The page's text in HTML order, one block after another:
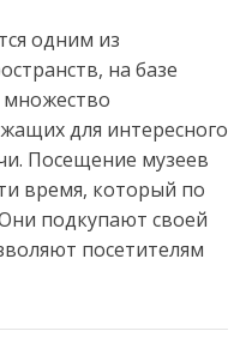
одним из
на базе
множество
для интересного
Посещение музеев
время, который по
подкупают своей
посетителям